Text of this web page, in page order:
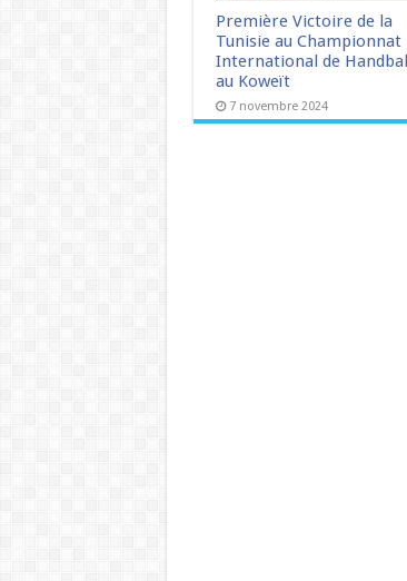
Première Victoire de la
Tunisie au Championnat
International de Handball
au Koweït
7 novembre 2024